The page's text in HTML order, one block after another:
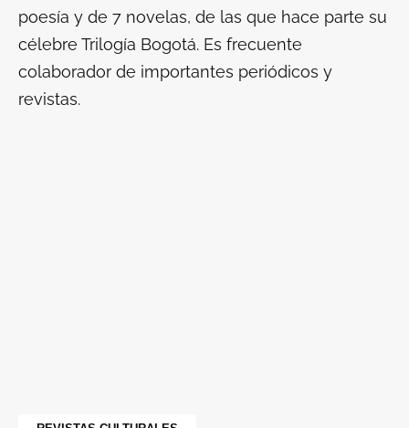
poesía y de 7 novelas, de las que hace parte su
célebre Trilogía Bogotá. Es frecuente
colaborador de importantes periódicos y
revistas.